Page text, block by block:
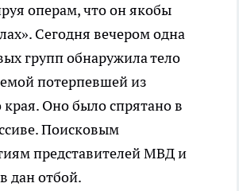
операм, что он якобы
Сегодня вечером одна
групп обнаружила тело
потерпевшей из
Оно было спрятано в
Поисковым
представителей МВД и
дан отбой.